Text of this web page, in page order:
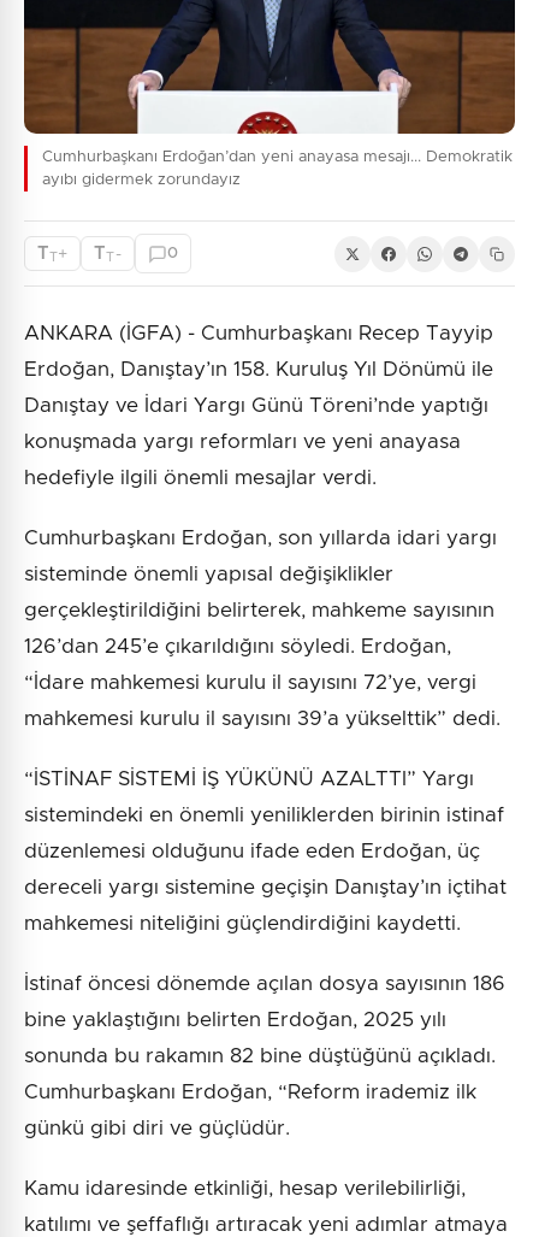
Cumhurbaşkanı Erdoğan’dan yeni anayasa mesajı... Demokratik
ayıbı gidermek zorundayız
TT+ TT - 0
ANKARA (İGFA) - Cumhurbaşkanı Recep Tayyip
Erdoğan, Danıştay’ın 158. Kuruluş Yıl Dönümü ile
Danıştay ve İdari Yargı Günü Töreni’nde yaptığı
konuşmada yargı reformları ve yeni anayasa
hedefiyle ilgili önemli mesajlar verdi.
Cumhurbaşkanı Erdoğan, son yıllarda idari yargı
sisteminde önemli yapısal değişiklikler
gerçekleştirildiğini belirterek, mahkeme sayısının
126’dan 245’e çıkarıldığını söyledi. Erdoğan,
“İdare mahkemesi kurulu il sayısını 72’ye, vergi
mahkemesi kurulu il sayısını 39’a yükselttik” dedi.
“İSTİNAF SİSTEMİ İŞ YÜKÜNÜ AZALTTI” Yargı
sistemindeki en önemli yeniliklerden birinin istinaf
düzenlemesi olduğunu ifade eden Erdoğan, üç
dereceli yargı sistemine geçişin Danıştay’ın içtihat
mahkemesi niteliğini güçlendirdiğini kaydetti.
İstinaf öncesi dönemde açılan dosya sayısının 186
bine yaklaştığını belirten Erdoğan, 2025 yılı
sonunda bu rakamın 82 bine düştüğünü açıkladı.
Cumhurbaşkanı Erdoğan, “Reform irademiz ilk
günkü gibi diri ve güçlüdür.
Kamu idaresinde etkinliği, hesap verilebilirliği,
katılımı ve şeffaflığı artıracak yeni adımlar atmaya